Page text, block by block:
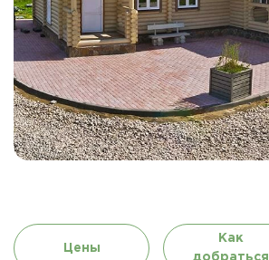
Цены
Как
добраться